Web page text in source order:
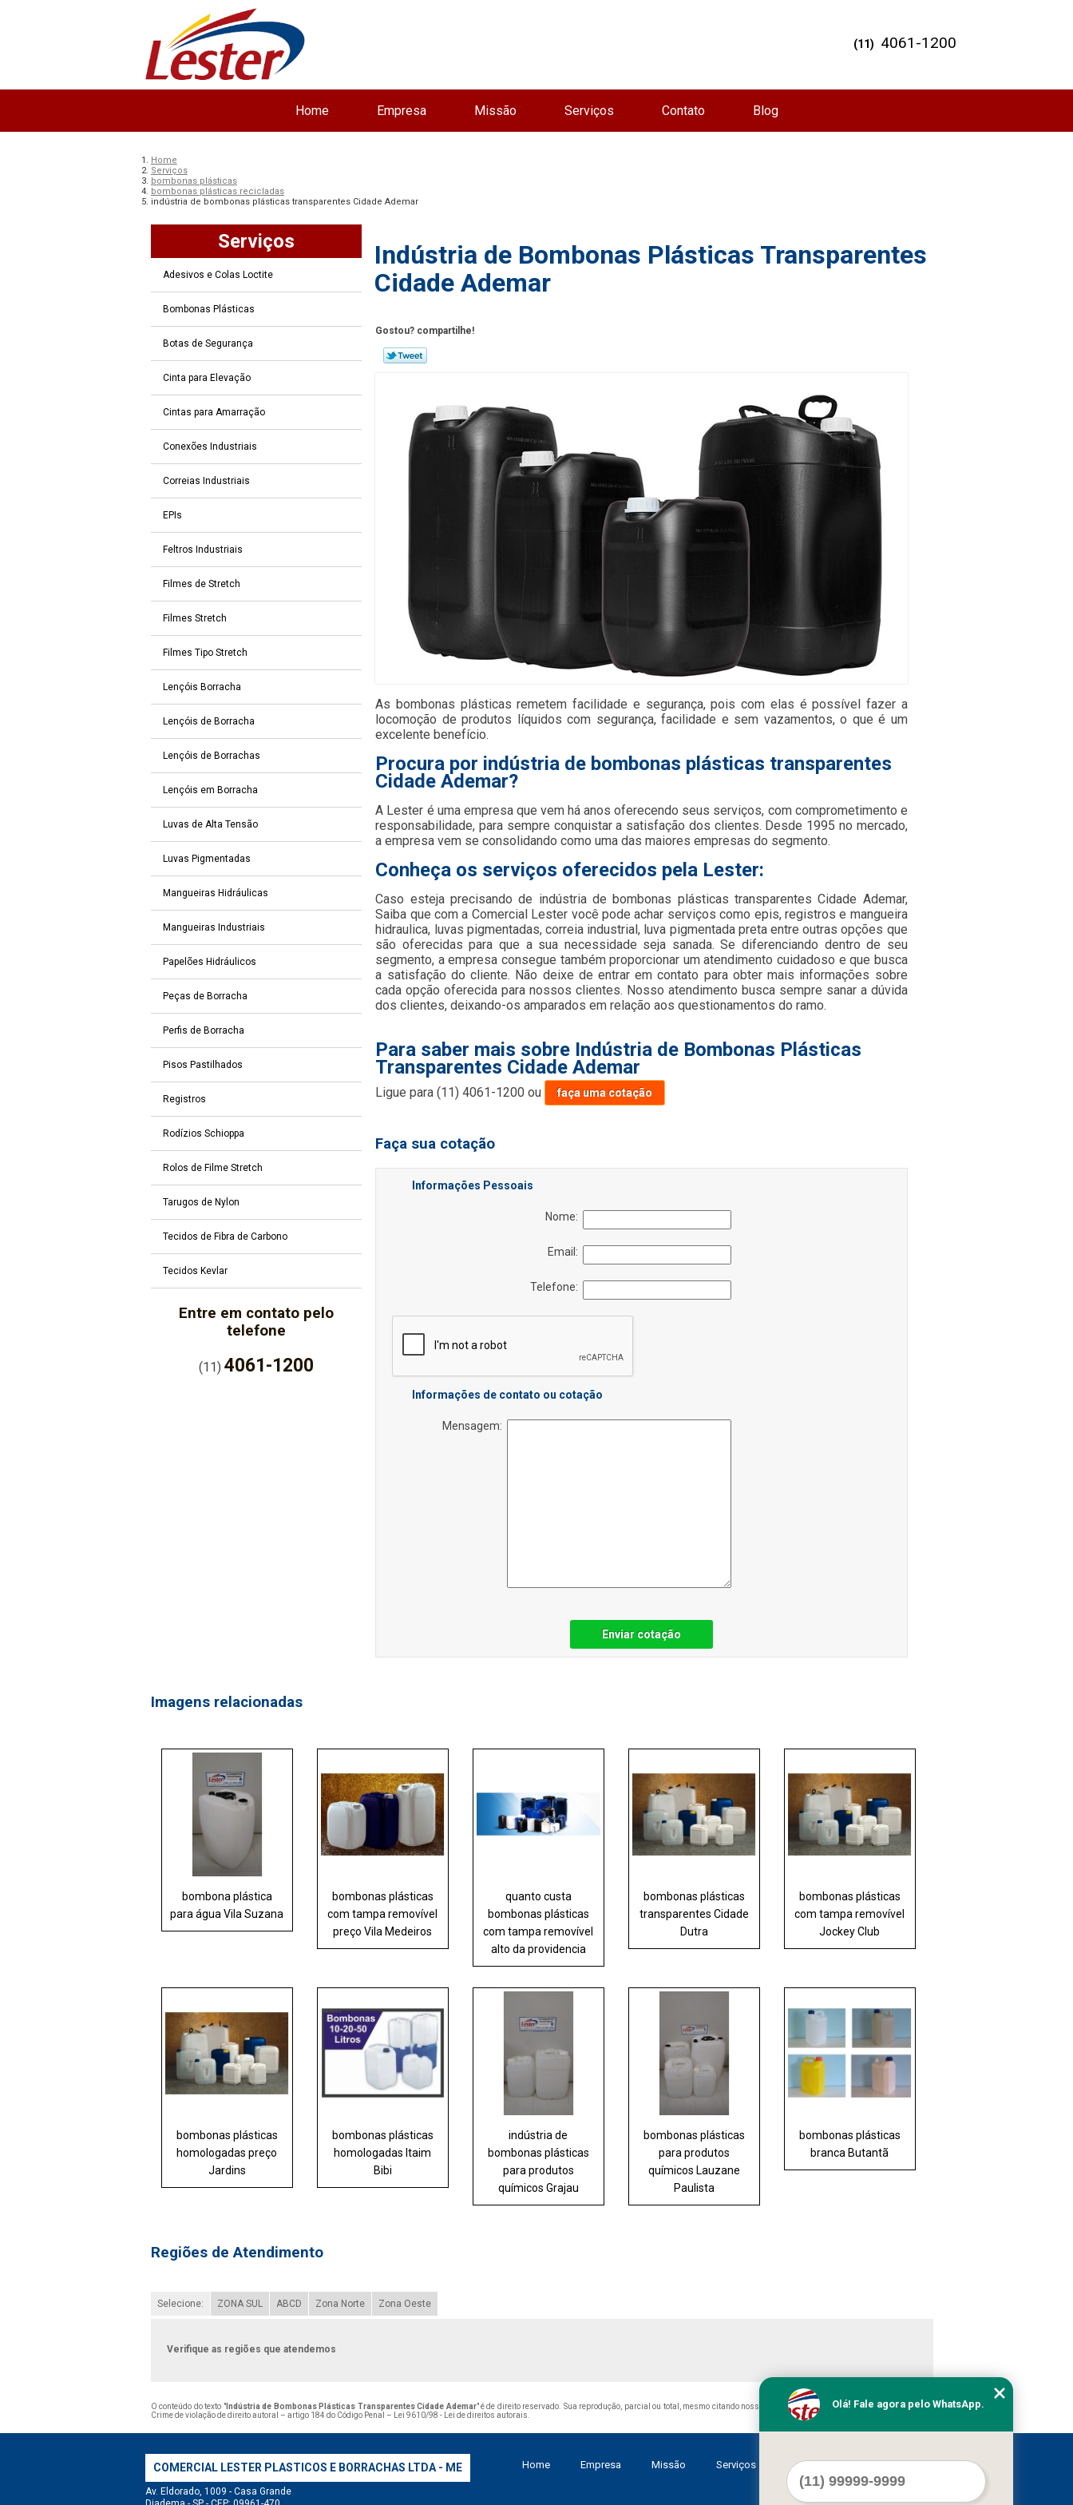
Home Empresa Missão Serviços Contato Blog
(11) 4061-1200
Home
Serviços
bombonas plásticas
bombonas plásticas recicladas
indústria de bombonas plásticas transparentes Cidade Ademar
Serviços
Adesivos e Colas Loctite
Bombonas Plásticas
Botas de Segurança
Cinta para Elevação
Cintas para Amarração
Conexões Industriais
Correias Industriais
EPIs
Feltros Industriais
Filmes de Stretch
Filmes Stretch
Filmes Tipo Stretch
Lençóis Borracha
Lençóis de Borracha
Lençóis de Borrachas
Lençóis em Borracha
Luvas de Alta Tensão
Luvas Pigmentadas
Mangueiras Hidráulicas
Mangueiras Industriais
Papelões Hidráulicos
Peças de Borracha
Perfis de Borracha
Pisos Pastilhados
Registros
Rodízios Schioppa
Rolos de Filme Stretch
Tarugos de Nylon
Tecidos de Fibra de Carbono
Tecidos Kevlar
Entre em contato pelo
telefone
(11)4061-1200
Indústria de Bombonas Plásticas Transparentes
Cidade Ademar
Gostou? compartilhe!
As bombonas plásticas remetem facilidade e segurança, pois com elas é possível fazer a
locomoção de produtos líquidos com segurança, facilidade e sem vazamentos, o que é um
excelente benefício.
Procura por indústria de bombonas plásticas transparentes
Cidade Ademar?
A Lester é uma empresa que vem há anos oferecendo seus serviços, com comprometimento e
responsabilidade, para sempre conquistar a satisfação dos clientes. Desde 1995 no mercado,
a empresa vem se consolidando como uma das maiores empresas do segmento.
Conheça os serviços oferecidos pela Lester:
Caso esteja precisando de indústria de bombonas plásticas transparentes Cidade Ademar,
Saiba que com a Comercial Lester você pode achar serviços como epis, registros e mangueira
hidraulica, luvas pigmentadas, correia industrial, luva pigmentada preta entre outras opções que
são oferecidas para que a sua necessidade seja sanada. Se diferenciando dentro de seu
segmento, a empresa consegue também proporcionar um atendimento cuidadoso e que busca
a satisfação do cliente. Não deixe de entrar em contato para obter mais informações sobre
cada opção oferecida para nossos clientes. Nosso atendimento busca sempre sanar a dúvida
dos clientes, deixando-os amparados em relação aos questionamentos do ramo.
Para saber mais sobre Indústria de Bombonas Plásticas
Transparentes Cidade Ademar
Ligue para(11) 4061-1200 ou faça uma cotação
Faça sua cotação
Informações Pessoais
Nome:
Email:
Telefone:
Informações de contato ou cotação
Mensagem:
Enviar cotação
Imagens relacionadas
bombona plástica
para água Vila Suzana
bombonas plásticas
com tampa removível
preço Vila Medeiros
quanto custa
bombonas plásticas
com tampa removível
alto da providencia
bombonas plásticas
transparentes Cidade
Dutra
bombonas plásticas
com tampa removível
Jockey Club
bombonas plásticas
homologadas preço
Jardins
bombonas plásticas
homologadas Itaim
Bibi
indústria de
bombonas plásticas
para produtos
químicos Grajau
bombonas plásticas
para produtos
químicos Lauzane
Paulista
bombonas plásticas
branca Butantã
Regiões de Atendimento
Selecione: ZONA SUL ABCD Zona Norte Zona Oeste
Verifique as regiões que atendemos
O conteúdo do texto "Indústria de Bombonas Plásticas Transparentes Cidade Ademar" é de direito reservado. Sua reprodução, parcial ou total, mesmo citando nossos links, é proibida sem a autorização do autor.
Crime de violação de direito autoral – artigo 184 do Código Penal –
Lei 9610/98 - Lei de direitos autorais
COMERCIAL LESTER PLASTICOS E BORRACHAS LTDA - ME
Av. Eldorado, 1009 - Casa Grande
Home Empresa Missão Serviços Contato Mapa do site
Olá! Fale agora pelo WhatsApp.